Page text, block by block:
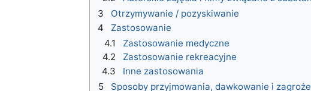
3
Otrzymywanie / pozyskiwanie
4
Zastosowanie
4.1
Zastosowanie medyczne
4.2
Zastosowanie rekreacyjne
4.3
Inne zastosowania
5
Sposoby przyjmowania, dawkowanie i